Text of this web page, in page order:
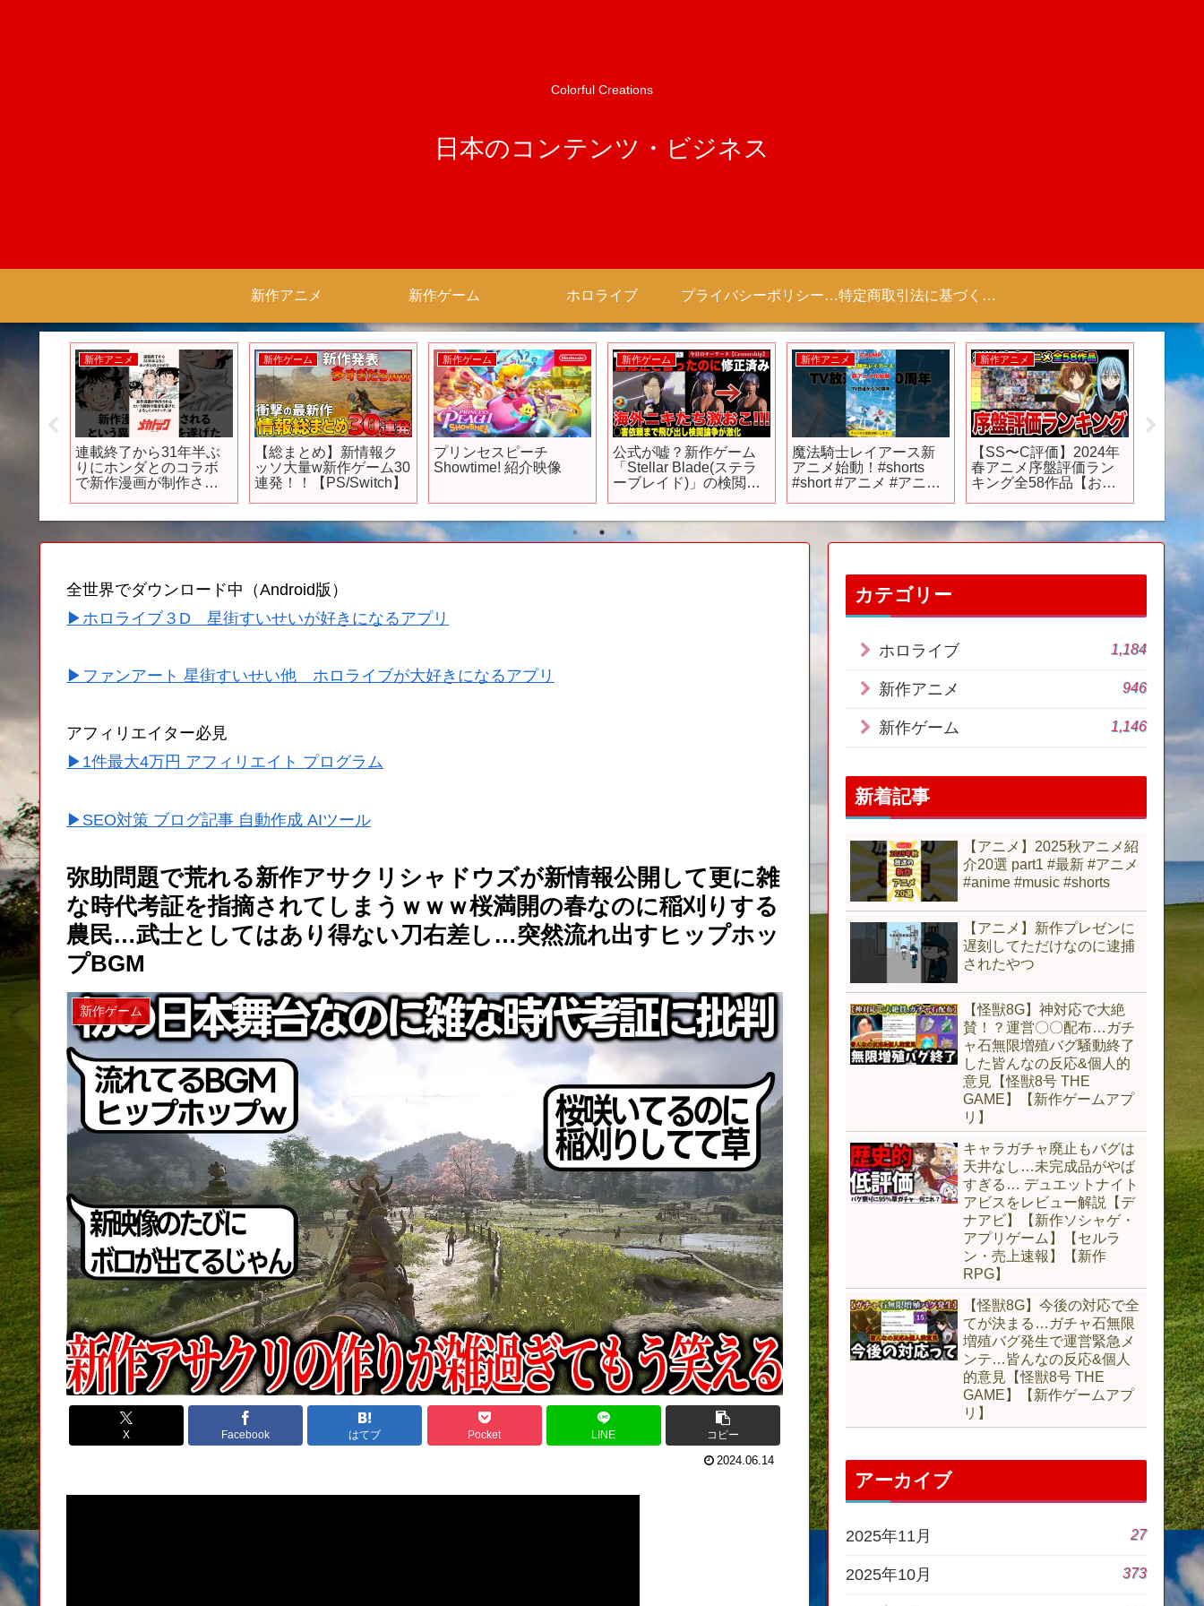
Colorful Creations
日本のコンテンツ・ビジネス
新作アニメ 新作ゲーム ホロライブ プライバシーポリシー 【Colorful Creation】 特定商取引法に基づく表記（商取引に関する開示）
新作アニメ
連載終了から31年半ぶ
りにホンダとのコラボ
で新作漫画が制作され
新作ゲーム
【総まとめ】新情報ク
ッソ大量w新作ゲーム30
連発！！【PS/Switch】
新作ゲーム
プリンセスピーチ
Showtime! 紹介映像
新作ゲーム
公式が嘘？新作ゲーム
「Stellar Blade(ステラ
ーブレイド)」の検閲を
人物まで登場し収拾が
つかない状態へ！非難
新作アニメ
魔法騎士レイアース新
アニメ始動！#shorts
#short #アニメ #アニメ
新作アニメ
【SS〜C評価】2024年
春アニメ序盤評価ラン
キング全58作品【おす
ラ3期/魔法科高校の劣等
生3期/無職転生2期/この
げない】
全世界でダウンロード中（Android版）
▶ホロライブ３D 星街すいせいが好きになるアプリ
▶ファンアート 星街すいせい他 ホロライブが大好きになるアプリ
アフィリエイター必見
▶1件最大4万円 アフィリエイト プログラム
▶SEO対策 ブログ記事 自動作成 AIツール
弥助問題で荒れる新作アサクリシャドウズが新情報公開して更に雑
な時代考証を指摘されてしまうｗｗｗ桜満開の春なのに稲刈りする
農民…武士としてはあり得ない刀右差し…突然流れ出すヒップホッ
プBGM
新作ゲーム
X Facebook はてブ Pocket LINE コピー
2024.06.14
カテゴリー
ホロライブ 1,184
新作アニメ 946
新作ゲーム 1,146
新着記事
【アニメ】2025秋アニメ紹
介20選 part1 #最新 #アニメ
#anime #music #shorts
【アニメ】新作プレゼンに
遅刻してただけなのに逮捕
されたやつ
【怪獣8G】神対応で大絶
賛！？運営〇〇配布…ガチ
ャ石無限増殖バグ騒動終了
した皆んなの反応&個人的
意見【怪獣8号 THE
GAME】【新作ゲームアプ
リ】
キャラガチャ廃止もバグは
天井なし…未完成品がやば
すぎる… デュエットナイト
アビスをレビュー解説【デ
ナアビ】【新作ソシャゲ・
アプリゲーム】【セルラ
ン・売上速報】【新作
RPG】
【怪獣8G】今後の対応で全
てが決まる…ガチャ石無限
増殖バグ発生で運営緊急メ
ンテ…皆んなの反応&個人
的意見【怪獣8号 THE
GAME】【新作ゲームアプ
リ】
アーカイブ
2025年11月 27
2025年10月 373